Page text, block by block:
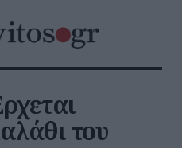
του